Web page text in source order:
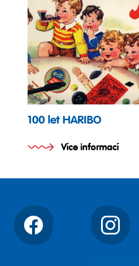
100 let HARIBO
Více informací
Facebook Instagram